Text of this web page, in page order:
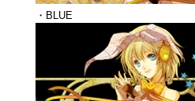
・BLUE